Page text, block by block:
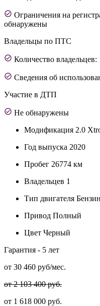
Ограничения на
обнаружены
Владельцы по ПТС
Количество владельцев:
Сведения об
Участие в ДТП
Не обнаружены
Модификация 2.0
Год выпуска 2020
Пробег 26774 км
Владельцев 1
Тип двигателя
Привод Полный
Цвет Черный
Гарантия - 5 лет
от 30 460 руб/мес.
от 2 103 400 руб.
от 1 618 000 руб.